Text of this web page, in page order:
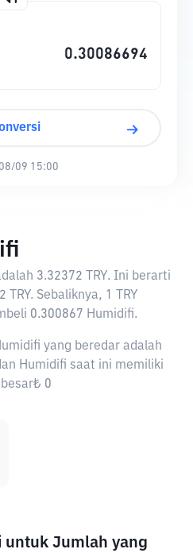
09 15:00
3.32372 TRY. Ini berarti
Sebaliknya, 1 TRY
0.300867 Humidifi.
yang beredar adalah
Humidifi saat ini memiliki
0
untuk Jumlah yang